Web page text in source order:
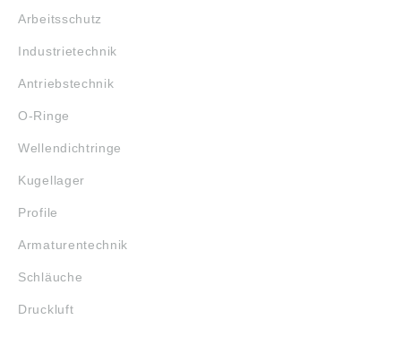
Arbeitsschutz
Industrietechnik
Antriebstechnik
O-Ringe
Wellendichtringe
Kugellager
Profile
Armaturentechnik
Schläuche
Druckluft